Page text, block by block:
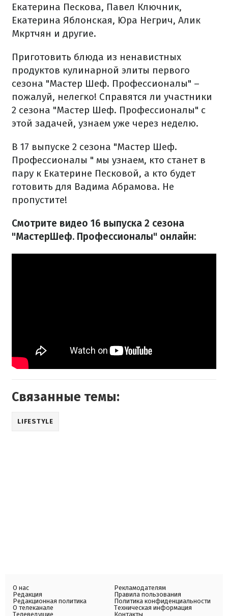
Екатерина Пескова, Павел Ключник,
Екатерина Яблонская, Юра Негрич, Алик
Мкртчян и другие.
Приготовить блюда из ненавистных
продуктов кулинарной элиты первого
сезона "Мастер Шеф. Профессионалы" –
пожалуй, нелегко! Справятся ли участники
2 сезона "Мастер Шеф. Профессионалы" с
этой задачей, узнаем уже через неделю.
В 17 выпуске 2 сезона "Мастер Шеф.
Профессионалы " мы узнаем, кто станет в
пару к Екатерине Песковой, а кто будет
готовить для Вадима Абрамова. Не
пропустите!
Смотрите видео 16 выпуска 2 сезона
"МастерШеф. Профессионалы" онлайн:​
Связанные темы:
LIFESTYLE
О нас
Редакция
Редакционная политика
О телеканале
Телеведущие
Рекламодателям
Правила пользования
Политика конфиденциальности
Техническая информация
Контакты